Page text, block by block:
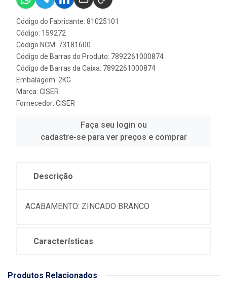
Código do Fabricante: 81025101
Código: 159272
Código NCM: 73181600
Código de Barras do Produto: 7892261000874
Código de Barras da Caixa: 7892261000874
Embalagem: 2KG
Marca: CISER
Fornecedor: CISER
Faça seu login ou
cadastre-se para ver preços e comprar
Descrição
ACABAMENTO: ZINCADO BRANCO
Características
Produtos Relacionados